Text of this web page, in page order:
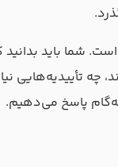
شما باید بدانید
چه تأییدیه‌هایی
پاسخ می‌دهیم.